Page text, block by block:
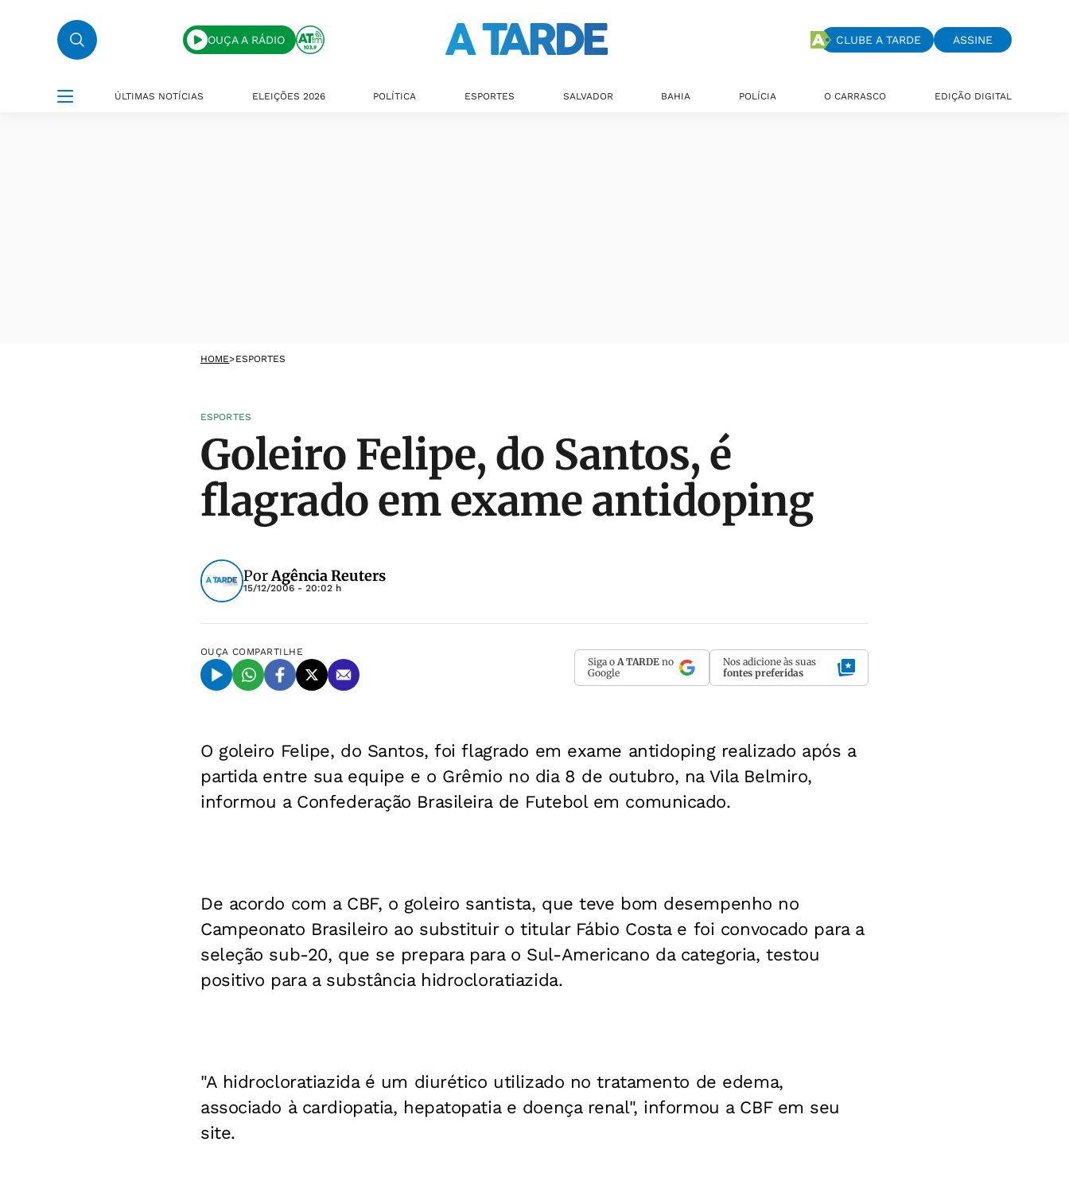
OUÇA A RÁDIO CLUBE A TARDE ASSINE
ÚLTIMAS NOTÍCIAS ELEIÇÕES 2026 POLÍTICA ESPORTES SALVADOR BAHIA POLÍCIA O CARRASCO EDIÇÃO DIGITAL
HOME>ESPORTES
ESPORTES
Goleiro Felipe, do Santos, é
flagrado em exame antidoping
PorAgência Reuters
15/12/2006 - 20:02 h
OUÇA COMPARTILHE
Siga o A TARDE no
Google
Nos adicione às suas
fontes preferidas
O goleiro Felipe, do Santos, foi flagrado em exame antidoping realizado após a
partida entre sua equipe e o Grêmio no dia 8 de outubro, na Vila Belmiro,
informou a Confederação Brasileira de Futebol em comunicado.
De acordo com a CBF, o goleiro santista, que teve bom desempenho no
Campeonato Brasileiro ao substituir o titular Fábio Costa e foi convocado para a
seleção sub-20, que se prepara para o Sul-Americano da categoria, testou
positivo para a substância hidrocloratiazida.
"A hidrocloratiazida é um diurético utilizado no tratamento de edema,
associado à cardiopatia, hepatopatia e doença renal", informou a CBF em seu
site.